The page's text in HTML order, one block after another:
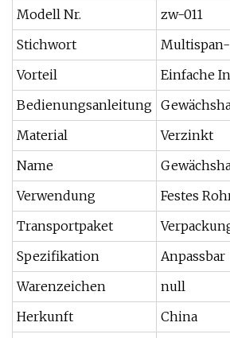
Modell Nr.
zw-011
Stichwort
Multispan-
Vorteil
Einfache
Bedienungsanleitung
Material
Verzinkt
Name
Verwendung
Festes
Transportpaket
Spezifikation
Anpassbar
Warenzeichen
null
Herkunft
China